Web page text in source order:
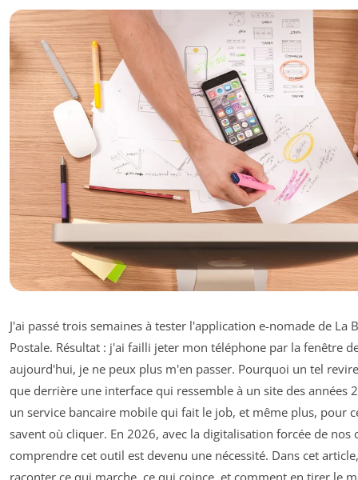
J'ai passé trois semaines à tester l'application e-nomade de La
Postale. Résultat : j'ai failli jeter mon téléphone par la fenêtre
aujourd'hui, je ne peux plus m'en passer. Pourquoi un tel
que derrière une interface qui ressemble à un site des années
un service bancaire mobile qui fait le job, et même plus, pour
savent où cliquer. En 2026, avec la digitalisation forcée de nos
comprendre cet outil est devenu une nécessité. Dans cet